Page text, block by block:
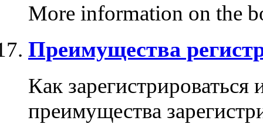
More information on the
Преимущества
Как
преимущества